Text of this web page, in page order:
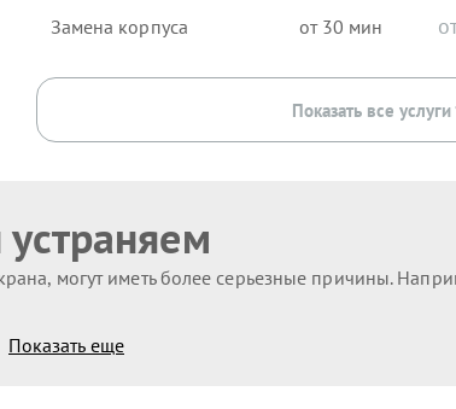
Замена корпуса 30
Показать все услуги
могут иметь более серьезные причины.
Показать еще